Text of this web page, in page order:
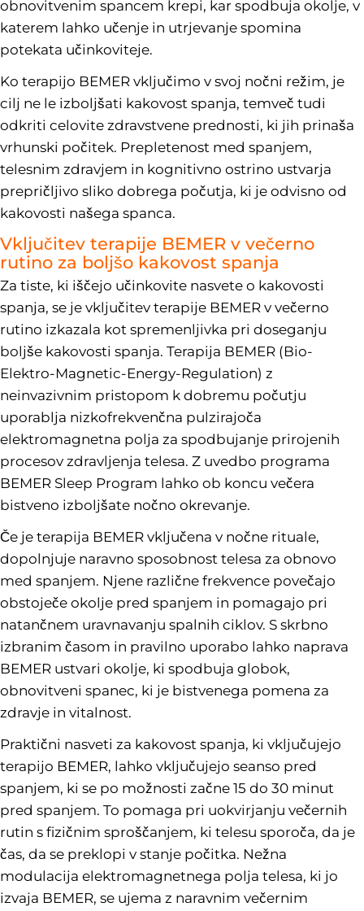
obnovitvenim spancem krepi, kar spodbuja okolje, v
katerem lahko učenje in utrjevanje spomina
potekata učinkoviteje.
Ko terapijo BEMER vključimo v svoj nočni režim, je
cilj ne le izboljšati kakovost spanja, temveč tudi
odkriti celovite zdravstvene prednosti, ki jih prinaša
vrhunski počitek. Prepletenost med spanjem,
telesnim zdravjem in kognitivno ostrino ustvarja
prepričljivo sliko dobrega počutja, ki je odvisno od
kakovosti našega spanca.
Vključitev terapije BEMER v večerno
rutino za boljšo kakovost spanja
Za tiste, ki iščejo učinkovite nasvete o kakovosti
spanja, se je vključitev terapije BEMER v večerno
rutino izkazala kot spremenljivka pri doseganju
boljše kakovosti spanja. Terapija BEMER (Bio-
Elektro-Magnetic-Energy-Regulation) z
neinvazivnim pristopom k dobremu počutju
uporablja nizkofrekvenčna pulzirajoča
elektromagnetna polja za spodbujanje prirojenih
procesov zdravljenja telesa. Z uvedbo programa
BEMER Sleep Program lahko ob koncu večera
bistveno izboljšate nočno okrevanje.
Če je terapija BEMER vključena v nočne rituale,
dopolnjuje naravno sposobnost telesa za obnovo
med spanjem. Njene različne frekvence povečajo
obstoječe okolje pred spanjem in pomagajo pri
natančnem uravnavanju spalnih ciklov. S skrbno
izbranim časom in pravilno uporabo lahko naprava
BEMER ustvari okolje, ki spodbuja globok,
obnovitveni spanec, ki je bistvenega pomena za
zdravje in vitalnost.
Praktični nasveti za kakovost spanja, ki vključujejo
terapijo BEMER, lahko vključujejo seanso pred
spanjem, ki se po možnosti začne 15 do 30 minut
pred spanjem. To pomaga pri uokvirjanju večernih
rutin s fizičnim sproščanjem, ki telesu sporoča, da je
čas, da se preklopi v stanje počitka. Nežna
modulacija elektromagnetnega polja telesa, ki jo
izvaja BEMER, se ujema z naravnim večernim